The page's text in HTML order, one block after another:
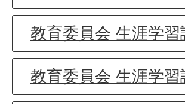
教育委員会 生涯学
教育委員会 生涯学